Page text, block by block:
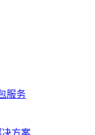
服务
方案